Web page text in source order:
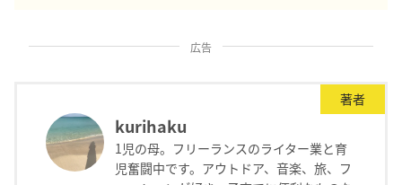
広告
著者
kurihaku
1児の母。フリーランスのライター業と育
児奮闘中です。アウトドア、音楽、旅、フ